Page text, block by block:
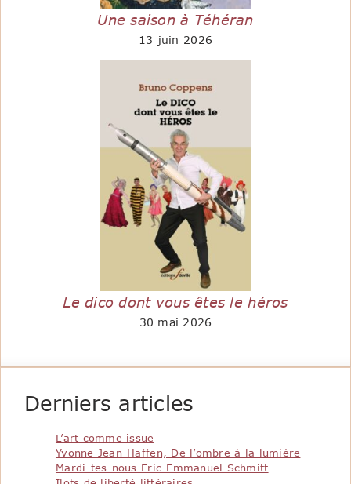
Une saison à Téhéran
13 juin 2026
Le dico dont vous êtes le héros
30 mai 2026
Derniers articles
L’art comme issue
Yvonne Jean-Haffen, De l’ombre à la lumière
Mardi-tes-nous Eric-Emmanuel Schmitt